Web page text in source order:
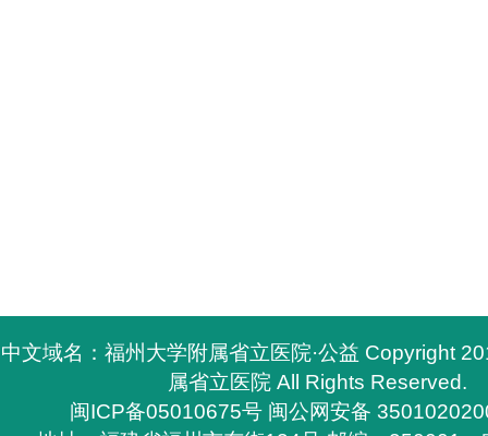
中文域名：福州大学附属省立医院·公益 Copyright
属省立医院 All Rights Reserved.
闽ICP备05010675号 闽公网安备